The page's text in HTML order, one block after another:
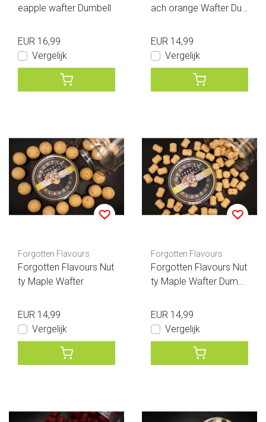
eapple wafter Dumbell
EUR 16,99
Vergelijk
ach orange Wafter Du
EUR 14,99
Vergelijk
Forgotten Flavours
Forgotten Flavours Nut
ty Maple Wafter
EUR 14,99
Vergelijk
Forgotten Flavours
Forgotten Flavours Nut
ty Maple Wafter Dump
EUR 14,99
Vergelijk